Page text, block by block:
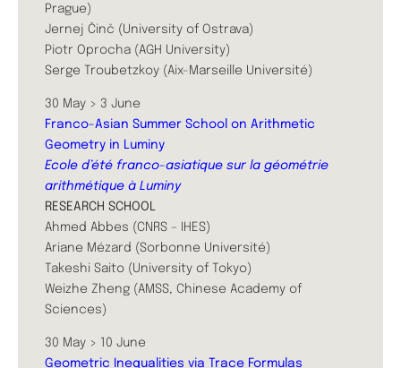
Prague)
Jernej Činč (University of Ostrava)
Piotr Oprocha (AGH University)
Serge Troubetzkoy (Aix-Marseille Université)
30 May > 3 June
Franco-Asian Summer School on Arithmetic
Geometry in Luminy
Ecole d’été franco-asiatique sur la géométrie
arithmétique à Luminy
RESEARCH SCHOOL
Ahmed Abbes (CNRS – IHES)
Ariane Mézard (Sorbonne Université)
Takeshi Saito (University of Tokyo)
Weizhe Zheng (AMSS, Chinese Academy of
Sciences)
30 May > 10 June
Geometric Inequalities via Trace Formulas